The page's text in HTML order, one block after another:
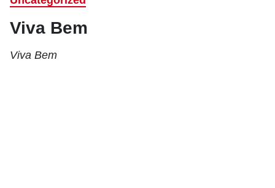
Viva Bem
Viva Bem